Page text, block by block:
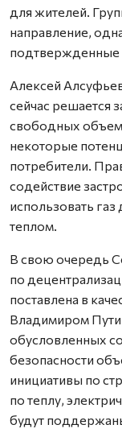
для жителей.
направление,
подтвержденные
Алексей
сейчас решается
свободных
некоторые
потребители.
содействие
использовать
теплом.
В свою очередь
по
поставлена в
Владимиром
обусловленных
безопасности
инициативы по
по теплу,
будут